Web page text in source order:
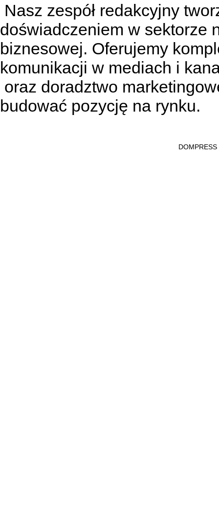
Nasz zespół redakcyjny
doświadczeniem w sektorze
biznesowej. Oferujemy
komunikacji w mediach i
oraz doradztwo
budować pozycję na rynku.